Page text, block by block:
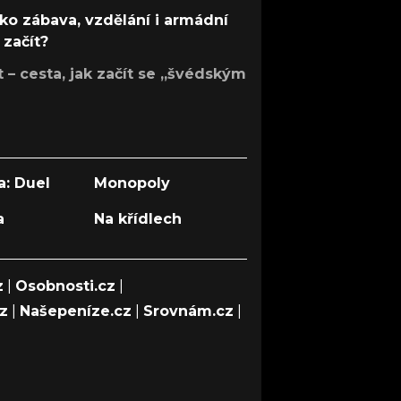
zábava, vzdělání i armádní
cesta, jak začít se „švédským
Duel Monopoly
Na křídlech
Osobnosti.cz
Našepeníze.cz Srovnám.cz